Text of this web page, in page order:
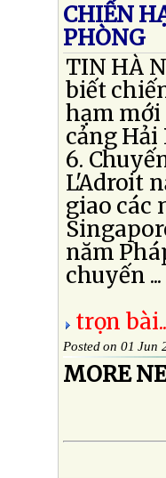
CHIẾN
PHÒNG
TIN HÀ
biết
hạm mới
cảng
6.
L'Adroit
giao các
năm
chuyến ...
trọn
Posted on 01 Jun
MORE